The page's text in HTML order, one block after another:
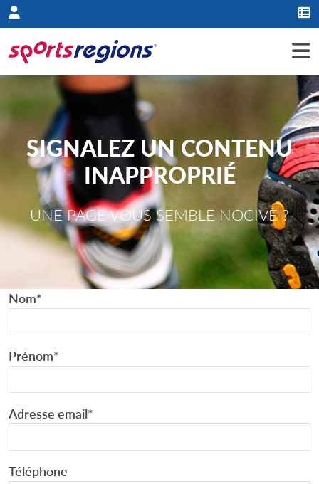
Panneau de gestion des cookies
SIGNALEZ UN CONTENU
INAPPROPRIÉ
UNE PAGE VOUS SEMBLE NOCIVE ?
Nom*
Prénom*
Adresse email*
Téléphone